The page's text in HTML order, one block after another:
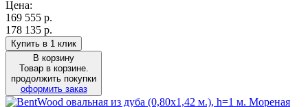
Цена:
169 555 р.
178 135 р.
Купить в 1 клик
В корзину
Товар в корзине.
продолжить покупки
оформить заказ